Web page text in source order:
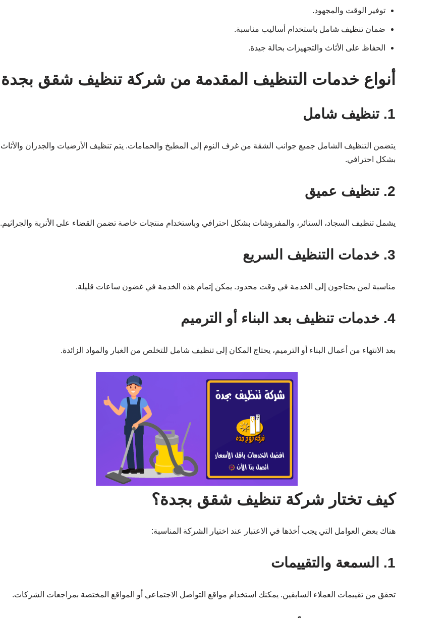
توفير الوقت والمجهود.
ضمان تنظيف شامل باستخدام أساليب مناسبة.
الحفاظ على الأثاث والتجهيزات بحالة جيدة.
أنواع خدمات التنظيف المقدمة من شركة تنظيف شقق بجدة
1. تنظيف شامل
يتضمن التنظيف الشامل جميع جوانب الشقة من غرف النوم إلى المطبخ والحمامات. يتم تنظيف الأرضيات والجدران والأثاث
بشكل احترافي.
2. تنظيف عميق
يشمل تنظيف السجاد، الستائر، والمفروشات بشكل احترافي وباستخدام منتجات خاصة تضمن القضاء على الأتربة والجراثيم.
3. خدمات التنظيف السريع
مناسبة لمن يحتاجون إلى الخدمة في وقت محدود. يمكن إتمام هذه الخدمة في غضون ساعات قليلة.
4. خدمات تنظيف بعد البناء أو الترميم
بعد الانتهاء من أعمال البناء أو الترميم، يحتاج المكان إلى تنظيف شامل للتخلص من الغبار والمواد الزائدة.
كيف تختار شركة تنظيف شقق بجدة؟
هناك بعض العوامل التي يجب أخذها في الاعتبار عند اختيار الشركة المناسبة:
1. السمعة والتقييمات
تحقق من تقييمات العملاء السابقين. يمكنك استخدام مواقع التواصل الاجتماعي أو المواقع المختصة بمراجعات الشركات.